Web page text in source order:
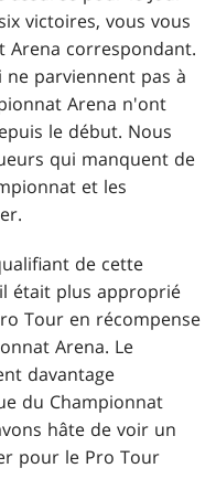
victoires, vous vous
Arena correspondant.
parviennent pas à
Arena n'ont
le début. Nous
qui manquent de
et les
de cette
était plus approprié
Tour en récompense
Arena. Le
davantage
du Championnat
hâte de voir un
pour le Pro Tour